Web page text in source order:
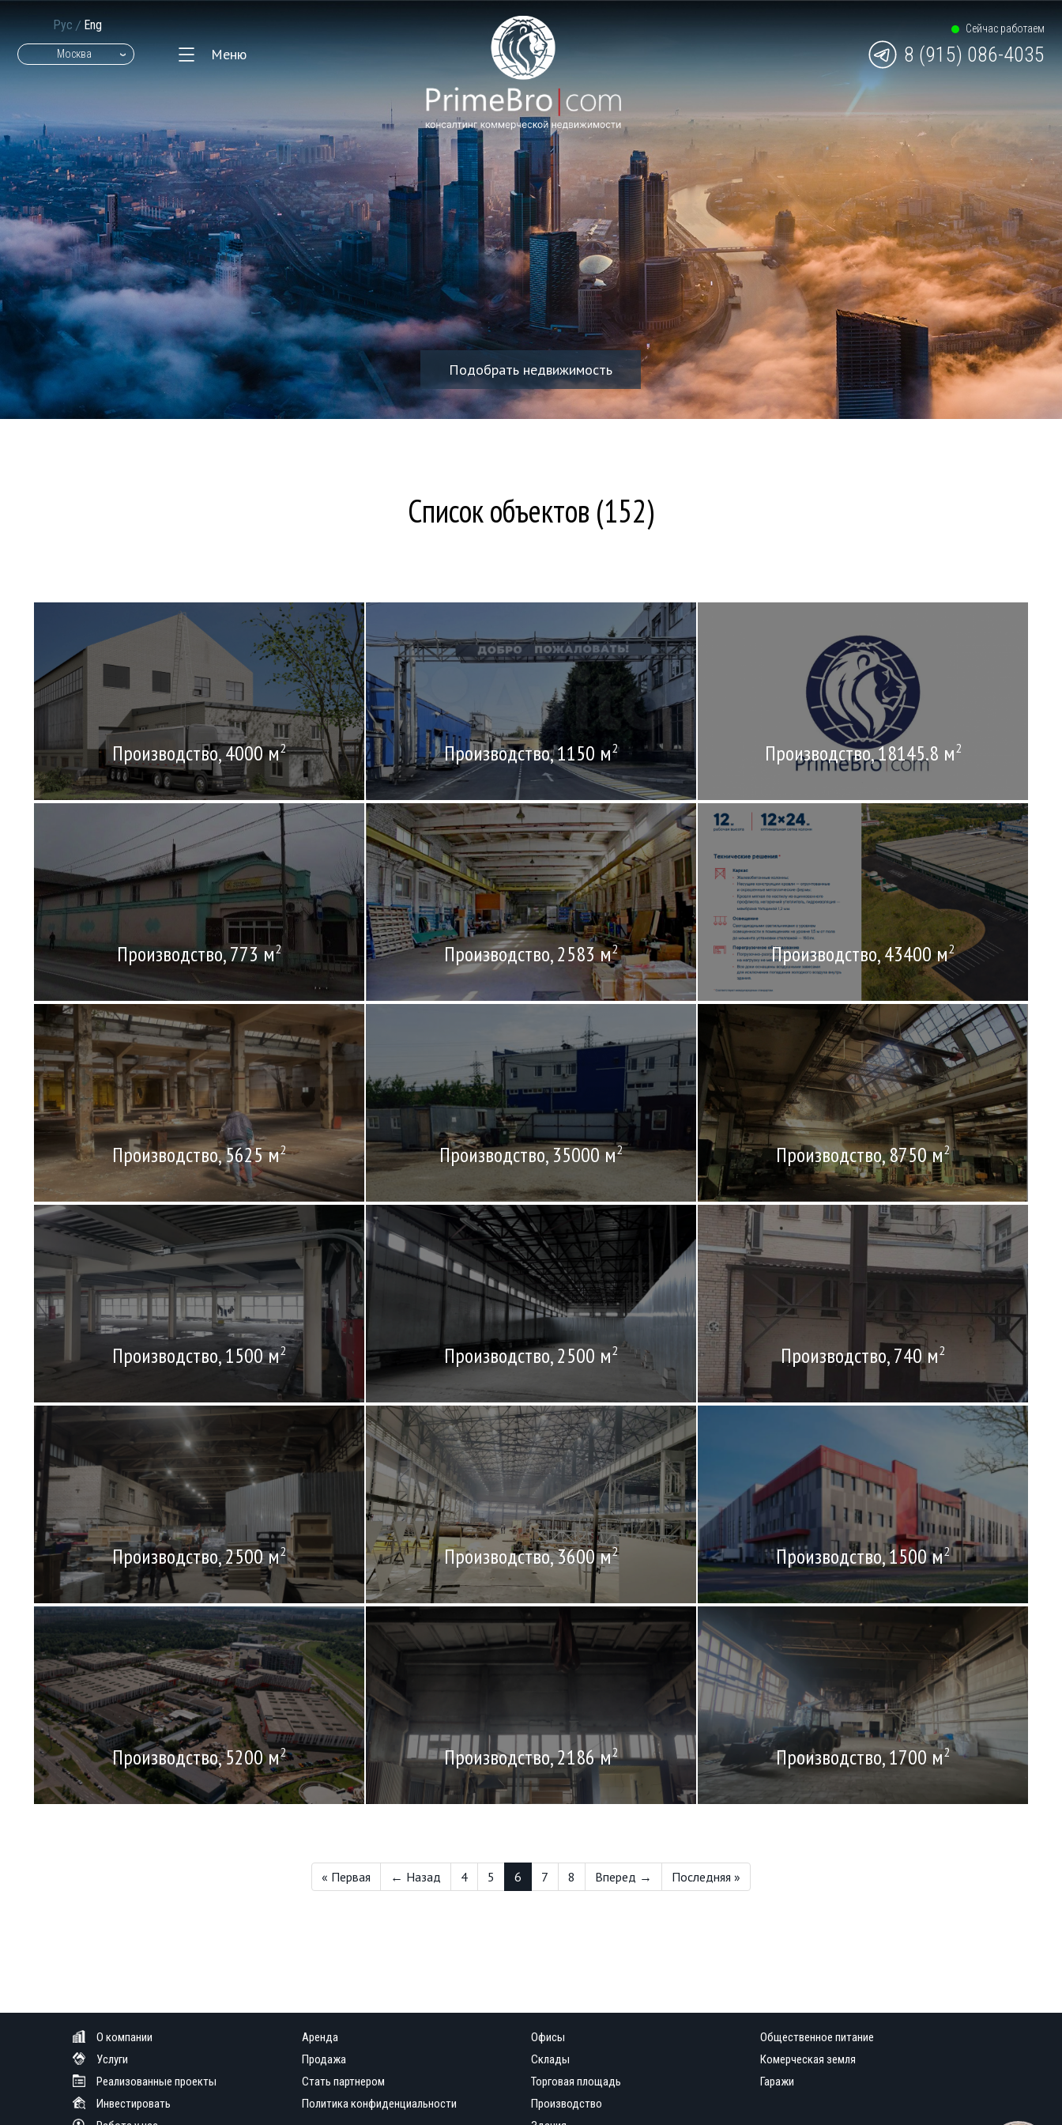
Рус / Eng
Москва Меню
Сейчас работаем
8 (915) 086-4035
Подобрать недвижимость
Список объектов (152)
Производство, 4000 м2 Производство, 1150 м2 Производство, 18145.8 м2
Производство, 773 м2 Производство, 2583 м2 Производство, 43400 м2
Производство, 5625 м2 Производство, 35000 м2 Производство, 8750 м2
Производство, 1500 м2 Производство, 2500 м2 Производство, 740 м2
Производство, 2500 м2 Производство, 3600 м2 Производство, 1500 м2
Производство, 5200 м2 Производство, 2186 м2 Производство, 1700 м2
« Первая ← Назад 4 5 6 7 8 Вперед → Последняя »
О компании
Услуги
Реализованные проекты
Инвестировать
Аренда
Продажа
Стать партнером
Политика конфиденциальности
Офисы
Склады
Торговая площадь
Производство
Общественное питание
Комерческая земля
Гаражи